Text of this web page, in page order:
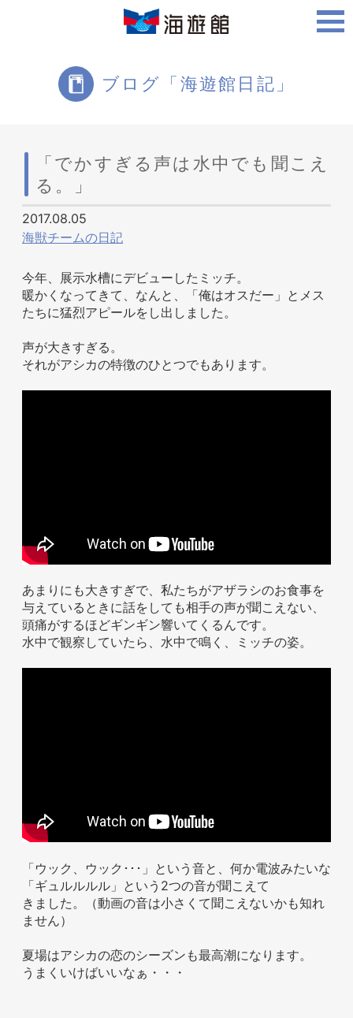
ブログ「海遊館日記」
「でかすぎる声は水中でも聞こえ
る。」
2017.08.05
海獣チームの日記
今年、展示水槽にデビューしたミッチ。
暖かくなってきて、なんと、「俺はオスだー」とメス
たちに猛烈アピールをし出しました。
声が大きすぎる。
それがアシカの特徴のひとつでもあります。
あまりにも大きすぎで、私たちがアザラシのお食事を
与えているときに話をしても相手の声が聞こえない、
頭痛がするほどギンギン響いてくるんです。
水中で観察していたら、水中で鳴く、ミッチの姿。
「ウック、ウック･･･」という音と、何か電波みたいな
「ギュルルルル」という2つの音が聞こえて
きました。（動画の音は小さくて聞こえないかも知れ
ません）
夏場はアシカの恋のシーズンも最高潮になります。
うまくいけばいいなぁ・・・
生きものを知る